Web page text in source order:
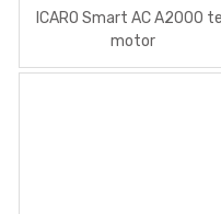
ICARO Smart AC A2000
motor